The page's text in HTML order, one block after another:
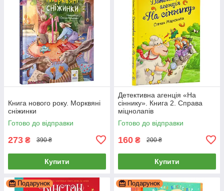
Книга нового року. Морквяні
сніжинки
Готово до відправки
273 ₴ 390 ₴
Купити
Детективна агенція «На
сіннику». Книга 2. Справа
міцнолапів
Готово до відправки
160 ₴ 200 ₴
Купити
Подарунок Подарунок